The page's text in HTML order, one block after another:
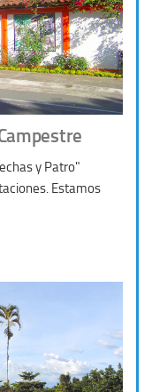
y Patro"
Estamos